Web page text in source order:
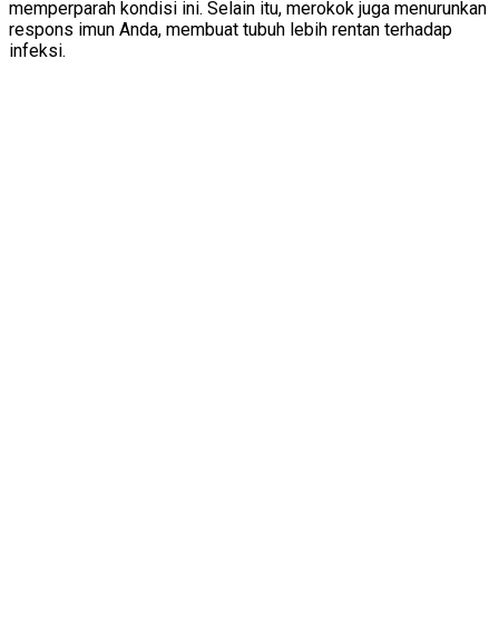
memperparah kondisi ini. Selain itu, merokok juga menurunkan
respons imun Anda, membuat tubuh lebih rentan terhadap
infeksi.